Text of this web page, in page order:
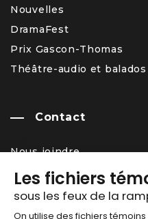
Nouvelles
DramaFest
Prix Gascon-Thomas
Théâtre-audio et balados
Contact
Nous joindre
Équipe
Carrière – offres d’emploi
Infolettre